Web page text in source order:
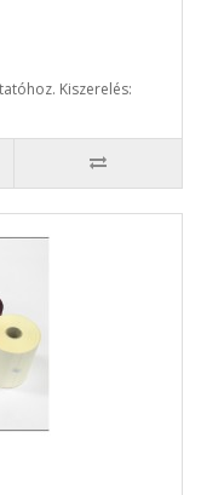
Kiszerelés: